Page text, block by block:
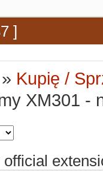
]
» Kupię /
XM301 -
official